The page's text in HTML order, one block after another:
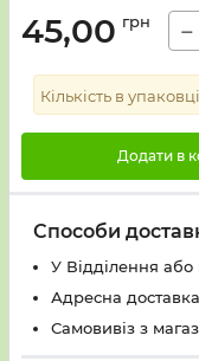
45,00 грн −
Кількість в
Додати в
Способи
У Вiддiлення або
Адресна
Самовивіз з